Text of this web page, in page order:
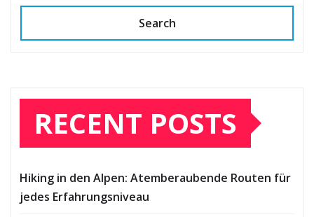
Search
RECENT POSTS
Hiking in den Alpen: Atemberaubende Routen für
jedes Erfahrungsniveau